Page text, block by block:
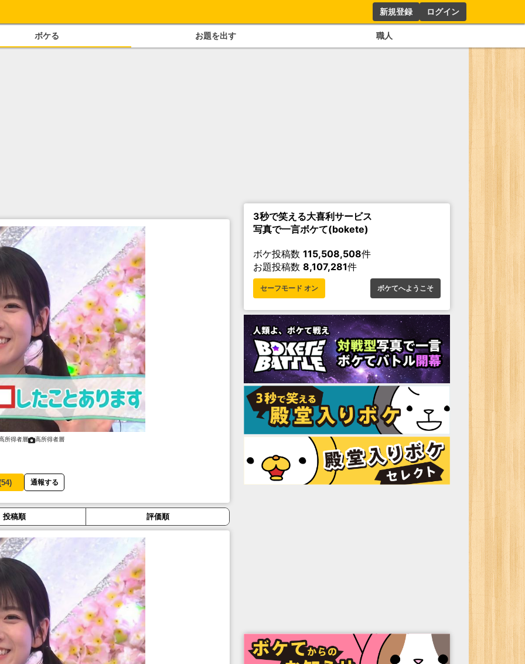
新規登録 ログイン
ボケる お題を出す 職人
所得者層 高所得者層
54) 通報する
投稿順 評価順
3秒で笑える大喜利サービス
写真で一言ボケて(bokete)
ボケ投稿数 115,508,508件
お題投稿数 8,107,281件
セーフモード オン ボケてへようこそ